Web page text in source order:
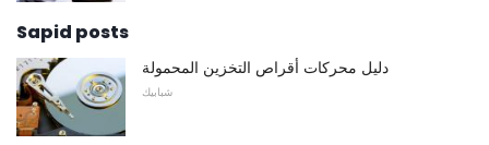
Sapid posts
دليل محركات أقراص التخزين المحمولة
شبابيك